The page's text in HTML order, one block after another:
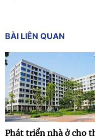
BÀI LIÊN QUAN
Phát triển nhà ở cho